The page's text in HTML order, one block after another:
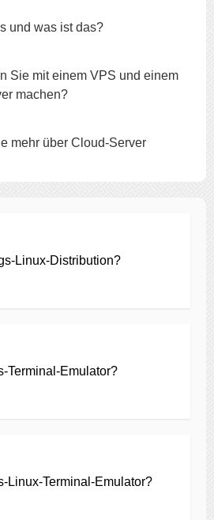
und was ist das?
Sie mit einem VPS und einem
machen?
mehr über Cloud-Server
Linux-Distribution?
Terminal-Emulator?
Linux-Terminal-Emulator?